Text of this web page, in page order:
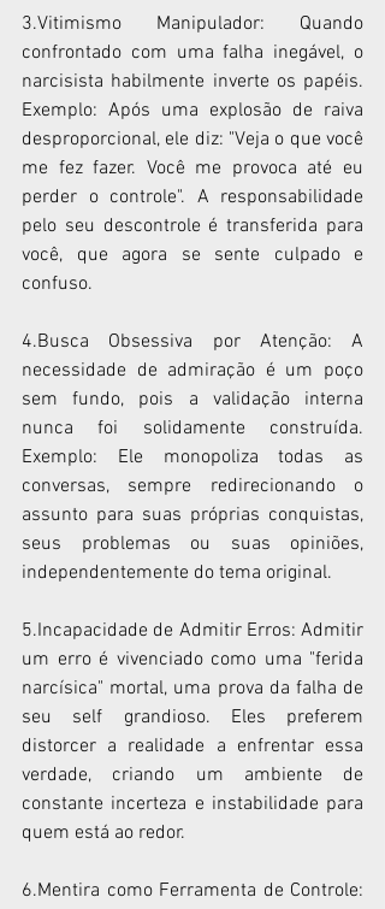
3.Vitimismo Manipulador: Quando
confrontado com uma falha inegável, o
narcisista habilmente inverte os papéis.
Exemplo: Após uma explosão de raiva
desproporcional, ele diz: "Veja o que você
me fez fazer. Você me provoca até eu
perder o controle". A responsabilidade
pelo seu descontrole é transferida para
você, que agora se sente culpado e
confuso.
4.Busca Obsessiva por Atenção: A
necessidade de admiração é um poço
sem fundo, pois a validação interna
nunca foi solidamente construída.
Exemplo: Ele monopoliza todas as
conversas, sempre redirecionando o
assunto para suas próprias conquistas,
seus problemas ou suas opiniões,
independentemente do tema original.
5.Incapacidade de Admitir Erros: Admitir
um erro é vivenciado como uma "ferida
narcísica" mortal, uma prova da falha de
seu self grandioso. Eles preferem
distorcer a realidade a enfrentar essa
verdade, criando um ambiente de
constante incerteza e instabilidade para
quem está ao redor.
6.Mentira como Ferramenta de Controle: